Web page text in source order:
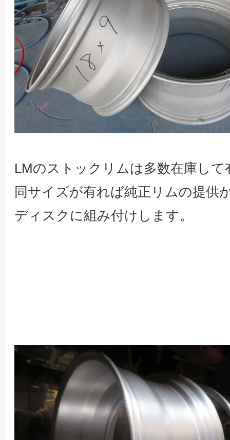
LMのストックリムは多数在庫し
同サイズが有れば純正リムの提供
ディスクに組み付けします。